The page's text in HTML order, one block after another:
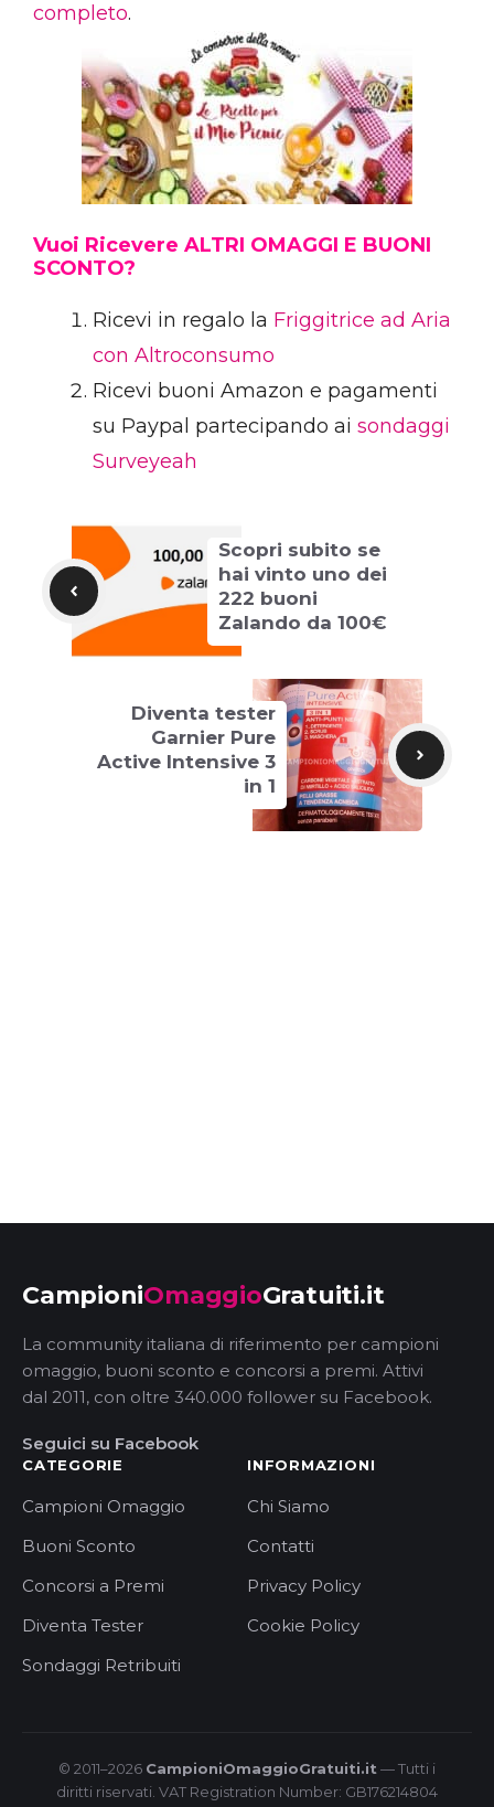
completo.
Vuoi Ricevere ALTRI OMAGGI E BUONI
SCONTO?
Ricevi in regalo la Friggitrice ad Aria
con Altroconsumo
Ricevi buoni Amazon e pagamenti
su Paypal partecipando ai sondaggi
Surveyeah
Scopri subito se
hai vinto uno dei
222 buoni
Zalando da 100€
Diventa tester
Garnier Pure
Active Intensive 3
in 1
CampioniOmaggioGratuiti.it
La community italiana di riferimento per campioni
omaggio, buoni sconto e concorsi a premi. Attivi
dal 2011, con oltre 340.000 follower su Facebook.
Seguici su Facebook
CATEGORIE
Campioni Omaggio
Buoni Sconto
Concorsi a Premi
Diventa Tester
Sondaggi Retribuiti
INFORMAZIONI
Chi Siamo
Contatti
Privacy Policy
Cookie Policy
© 2011–2026 CampioniOmaggioGratuiti.it — Tutti i
diritti riservati. VAT Registration Number: GB176214804